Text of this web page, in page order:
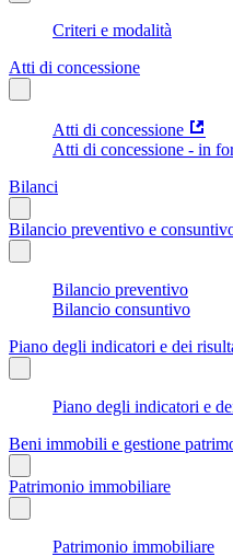
Criteri e modalità
Atti di concessione
Atti di concessione
Atti di concessione - in
Bilanci
Bilancio preventivo e
Bilancio preventivo
Bilancio consuntivo
Piano degli indicatori e dei
Piano degli indicatori e
Beni immobili e gestione
Patrimonio immobiliare
Patrimonio immobiliare